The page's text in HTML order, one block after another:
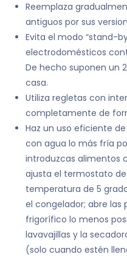
Reemplaza
antiguos por sus
Evita el modo “stand-
electrodomésticos
De hecho suponen un
casa.
Utiliza regletas con
completamente de
Haz un uso eficiente
con agua lo más fría
introduzcas alimentos
ajusta el termostato
temperatura de 5
el congelador; abre las
frigorífico lo menos
lavavajillas y la
(solo cuando estén